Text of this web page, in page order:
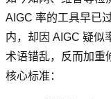
AIGC 率的工具早已
内，却因 AIGC 疑似
术语错乱，反而加重
核心标准：